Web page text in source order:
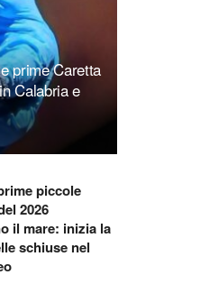
prime Caretta
Calabria e
piccole
2026
il mare: inizia la
schiuse nel